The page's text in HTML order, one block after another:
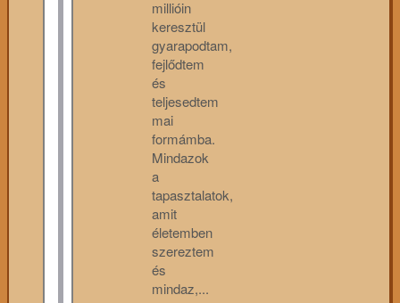
millióin
keresztül
gyarapodtam,
fejlődtem
és
teljesedtem
mai
formámba.
Mindazok
a
tapasztalatok,
amit
életemben
szereztem
és
mindaz,...